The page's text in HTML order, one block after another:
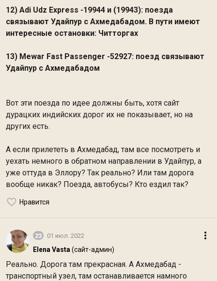
12) Adi Udz Express -19944 и (19943): поезда
связывают Удайпур с Ахмедабадом. В пути имеют
интересные остановки: Читторгах
13) Mewar Fast Passenger -52927: поезд связывают
Удайпур с Ахмедабадом
Вот эти поезда по идее должны быть, хотя сайт
дурацких индийских дорог их не показывает, но на
других есть.
А если прилететь в Ахмедабад, там все посмотреть и
уехать немного в обратном направлении в Удайпур, а
уже оттуда в Эллору? Так реально? Или там дорога
вообще никак? Поезда, автобусы? Кто ездил так?
Нравится
23 01 июл. 2022
Elena Vasta (сайт-админ)
Реально. Дорога там прекрасная. А Ахмедабад -
транспортный узел, там останавливается намного